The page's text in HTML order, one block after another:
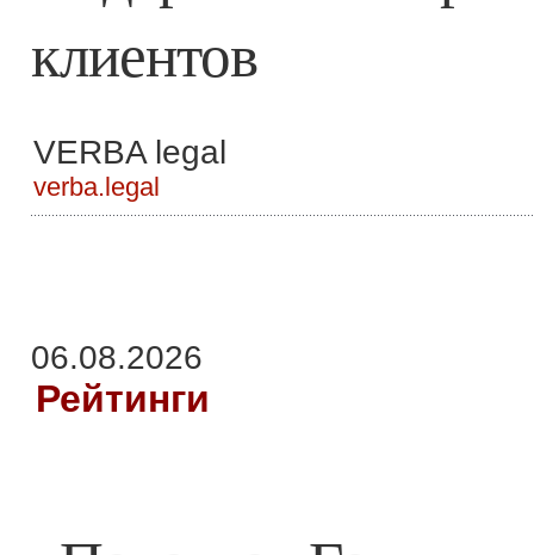
клиентов
VERBA legal
verba.legal
06.08.2026
Рейтинги